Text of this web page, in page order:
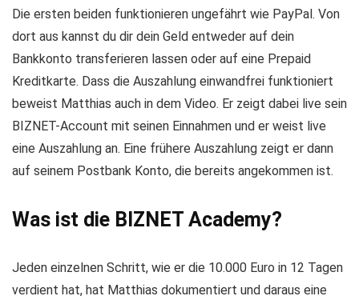
Die ersten beiden funktionieren ungefährt wie PayPal. Von
dort aus kannst du dir dein Geld entweder auf dein
Bankkonto transferieren lassen oder auf eine Prepaid
Kreditkarte. Dass die Auszahlung einwandfrei funktioniert
beweist Matthias auch in dem Video. Er zeigt dabei live sein
BIZNET-Account mit seinen Einnahmen und er weist live
eine Auszahlung an. Eine frühere Auszahlung zeigt er dann
auf seinem Postbank Konto, die bereits angekommen ist.
Was ist die BIZNET Academy?
Jeden einzelnen Schritt, wie er die 10.000 Euro in 12 Tagen
verdient hat, hat Matthias dokumentiert und daraus eine